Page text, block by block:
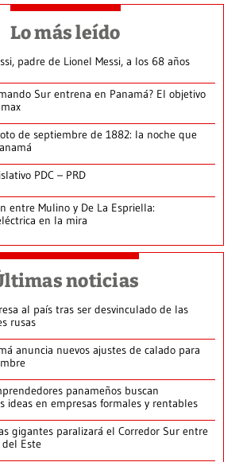
Lo más leído
padre de Lionel Messi, a los 68 años
Sur entrena en Panamá? El objetivo
de septiembre de 1882: la noche que
PDC – PRD
entre Mulino y De La Espriella:
en la mira
noticias
al país tras ser desvinculado de las
rusas
anuncia nuevos ajustes de calado para
panameños buscan
ideas en empresas formales y rentables
gigantes paralizará el Corredor Sur entre
del Este